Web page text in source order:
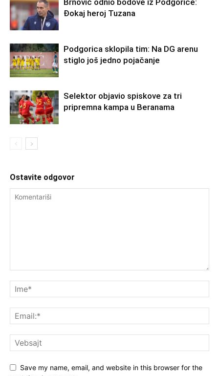
Brnović odnio bodove iz Podgorice:
Đokaj heroj Tuzana
Podgorica sklopila tim: Na DG arenu
stiglo još jedno pojačanje
Selektor objavio spiskove za tri
pripremna kampa u Beranama
Ostavite odgovor
Save my name, email, and website in this browser for the